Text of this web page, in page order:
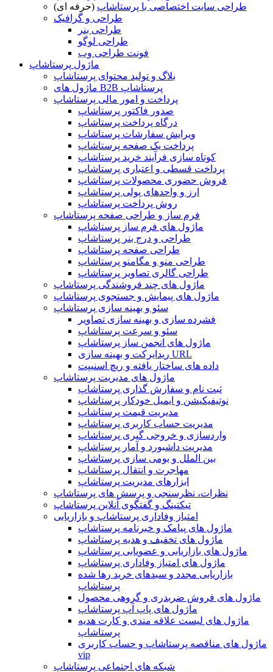
طراحی سایت اختصاصی با پرستاشاپ (حرفه ای)
طراحی و گرافیک
طراحی بنر
طراحی لوگو
فونت طراحی وب
ماژول پرستاشاپ
بلاگ و تولید محتوای پرستاشاپ
ماژول های B2B پرستاشاپ
پرداخت و امور مالی پرستاشاپ
صدور فاکتور پرستاشاپ
درگاه پرداخت پرستاشاپ
ویرایش سفارشات پرستاشاپ
پرداخت یک صفحه پرستاشاپ
کوتاه سازی فرآیند خرید پرستاشاپ
پرداخت قسطی و اعتباری پرستاشاپ
فروش حضوری محصولات پرستاشاپ
ارز و واحدهای پولی پرستاشاپ
روش پرداخت پرستاشاپ
فرم ساز و طراحی صفحه پرستاشاپ
ماژول های فرم ساز پرستاشاپ
طراحی و درج بنر پرستاشاپ
طراحی صفحه پرستاشاپ
طراحی منو و مگامنو پرستاشاپ
طراحی گالری تصاویر پرستاشاپ
ماژول های چند فروشندگی پرستاشاپ
ماژول های پیمایش و جستجوی پرستاشاپ
سئو و بهینه سازی پرستاشاپ
فشرده سازی و بهینه سازی تصاویر
سئو و سرعت پرستاشاپ
ماژول های انجمن ساز پرستاشاپ
ریدایرکت و بهینه سازی URL
داده های ساختار یافته و ریچ اسنیپت
ماژول های مدیریت پرستاشاپ
ثبت نام و سفارش گذاری پرستاشاپ
نوتیفیکیشن و ایمیل خودکار پرستاشاپ
مدیریت قیمت پرستاشاپ
مدیریت حساب کاربری پرستاشاپ
واردسازی و خروجی گیری پرستاشاپ
مدیریت داشبورد و آمار پرستاشاپ
بین الملل و بومی سازی پرستاشاپ
مهاجرت و انتقال پرستاشاپ
ابزارهای مدیریت پرستاشاپ
نظرات، نظرسنجی و پرسش های پرستاشاپ
تیکتینگ و گفتگوی آنلاین پرستاشاپ
امتیاز وفاداری پرستاشاپ و بازاریابی
ماژول های پیامک و خبرنامه پرستاشاپ
ماژول های تخفیف و هدیه پرستاشاپ
ماژول های بازاریابی و عضویابی پرستاشاپ
ماژول های امتیاز وفاداری پرستاشاپ
بازاریابی مجدد و سبدهای خرید رها شده
پرستاشاپ
ماژول های فروش ضربدری و گروهی محصول
ماژول های پاپ آپ پرستاشاپ
ماژول های لیست علاقه مندی و کارت هدیه
پرستاشاپ
ماژول های مناقصه پرستاشاپ و حساب کاربری
vip
شبکه های اجتماعی پرستاشاپ